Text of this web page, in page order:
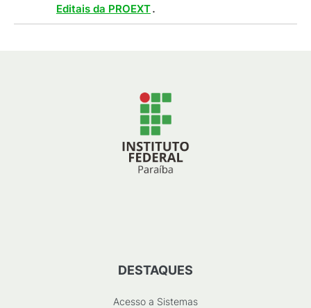
Editais da PROEXT.
DESTAQUES
Acesso a Sistemas